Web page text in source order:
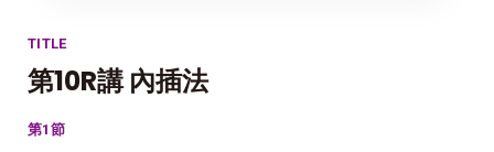
TITLE
第10R講 內插法
第1節